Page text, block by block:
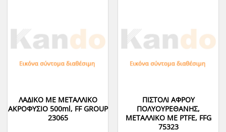
ΛΑΔΙΚΟ ΜΕ ΜΕΤΑΛΛΙΚΟ
ΑΚΡΟΦΥΣΙΟ 500ml, FF GROUP
23065
ΠΙΣΤΟΛΙ ΑΦΡΟΥ
ΠΟΛΥΟΥΡΕΘΑΝΗΣ,
ΜΕΤΑΛΛΙΚΟ ΜΕ PTFE, FFG
75323